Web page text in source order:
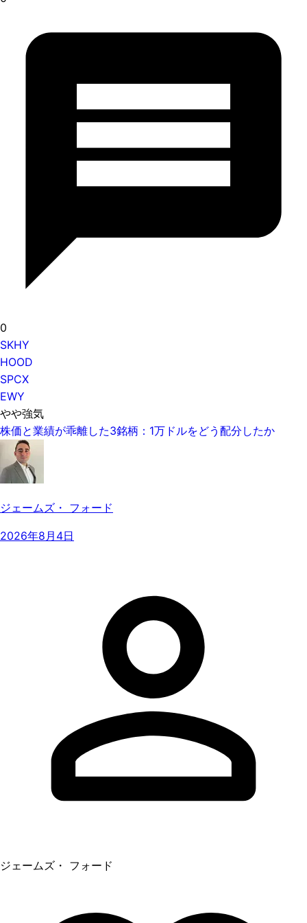
0
SKHY
HOOD
SPCX
EWY
やや強気
株価と業績が乖離した3銘柄：1万ドルをどう配分したか
ジェームズ・ フォード
2026年8月4日
ジェームズ・ フォード